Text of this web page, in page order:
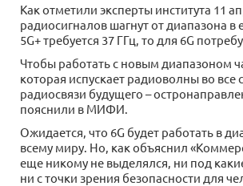
Как отметили эксперты института 11
радиосигналов шагнут от диапазона в
5G+ требуется 37 ГГц, то для 6G
Чтобы работать с новым диапазоном
которая испускает радиоволны во
радиосвязи будущего –
пояснили в МИФИ.
Ожидается, что 6G будет работать в
всему миру. Но, как объяснил
еще никому не выделялся, ни под
ни с точки зрения безопасности для